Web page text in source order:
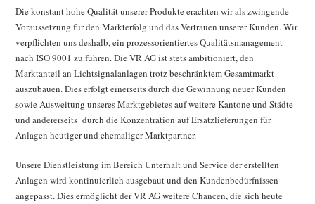
Die konstant hohe Qualität unserer Produkte erachten wir als zwingende
Voraussetzung für den Markterfolg und das Vertrauen unserer Kunden. Wir
verpflichten uns deshalb, ein prozessorientiertes Qualitätsmanagement
nach ISO 9001 zu führen. Die VR AG ist stets ambitioniert, den
Marktanteil an Lichtsignalanlagen trotz beschränktem Gesamtmarkt
auszubauen. Dies erfolgt einerseits durch die Gewinnung neuer Kunden
sowie Ausweitung unseres Marktgebietes auf weitere Kantone und Städte
und andererseits durch die Konzentration auf Ersatzlieferungen für
Anlagen heutiger und ehemaliger Marktpartner.
Unsere Dienstleistung im Bereich Unterhalt und Service der erstellten
Anlagen wird kontinuierlich ausgebaut und den Kundenbedürfnissen
angepasst. Dies ermöglicht der VR AG weitere Chancen, die sich heute